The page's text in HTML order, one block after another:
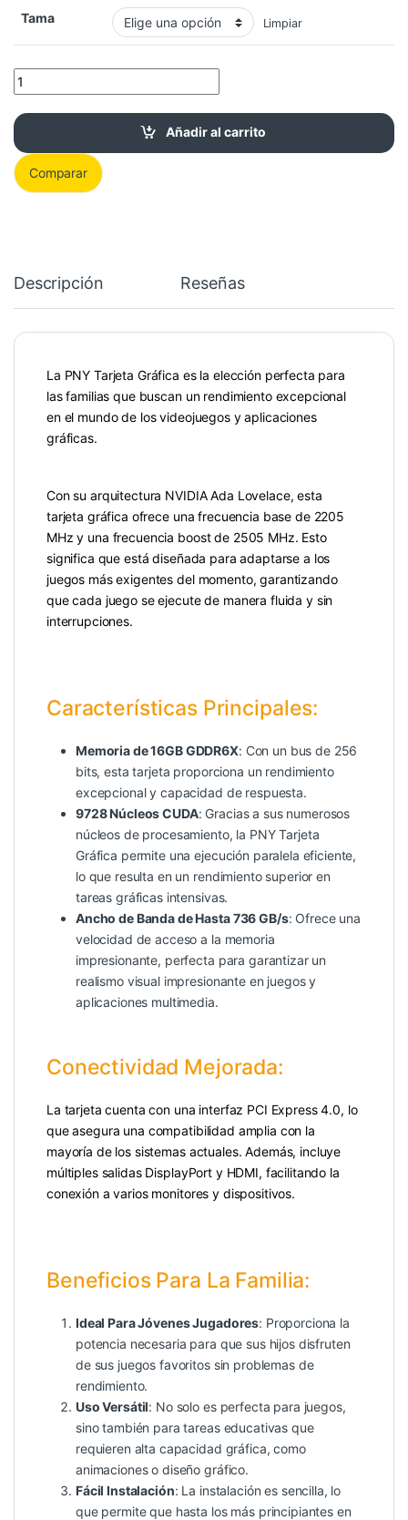
Tama Limpiar
PNY Tarjeta Gráfica GeForce GTX 1650 4GB cantidad
Añadir al carrito
Comparar
Descripción Reseñas
La PNY Tarjeta Gráfica es la elección perfecta para
las familias que buscan un rendimiento excepcional
en el mundo de los videojuegos y aplicaciones
gráficas.
Con su arquitectura NVIDIA Ada Lovelace, esta
tarjeta gráfica ofrece una frecuencia base de 2205
MHz y una frecuencia boost de 2505 MHz. Esto
significa que está diseñada para adaptarse a los
juegos más exigentes del momento, garantizando
que cada juego se ejecute de manera fluida y sin
interrupciones.
Características Principales:
Memoria de 16GB GDDR6X: Con un bus de 256
bits, esta tarjeta proporciona un rendimiento
excepcional y capacidad de respuesta.
9728 Núcleos CUDA: Gracias a sus numerosos
núcleos de procesamiento, la PNY Tarjeta
Gráfica permite una ejecución paralela eficiente,
lo que resulta en un rendimiento superior en
tareas gráficas intensivas.
Ancho de Banda de Hasta 736 GB/s: Ofrece una
velocidad de acceso a la memoria
impresionante, perfecta para garantizar un
realismo visual impresionante en juegos y
aplicaciones multimedia.
Conectividad Mejorada:
La tarjeta cuenta con una interfaz PCI Express 4.0, lo
que asegura una compatibilidad amplia con la
mayoría de los sistemas actuales. Además, incluye
múltiples salidas DisplayPort y HDMI, facilitando la
conexión a varios monitores y dispositivos.
Beneficios Para La Familia:
Ideal Para Jóvenes Jugadores: Proporciona la
potencia necesaria para que sus hijos disfruten
de sus juegos favoritos sin problemas de
rendimiento.
Uso Versátil: No solo es perfecta para juegos,
sino también para tareas educativas que
requieren alta capacidad gráfica, como
animaciones o diseño gráfico.
Fácil Instalación: La instalación es sencilla, lo
que permite que hasta los más principiantes en